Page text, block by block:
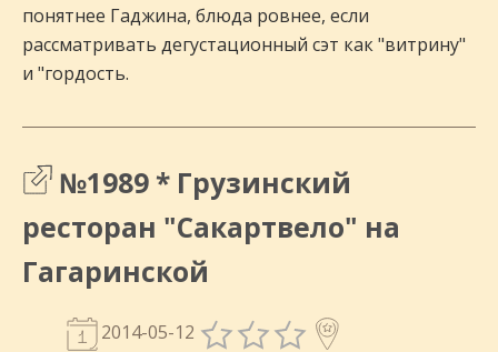
понятнее Гаджина, блюда ровнее, если
рассматривать дегустационный сэт как "витрину"
и "гордость.
№1989 * Грузинский
ресторан "Сакартвело" на
Гагаринской
2014-05-12